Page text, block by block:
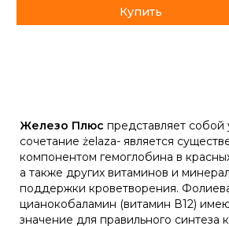
Железо Плюс представляет собой
сочетание żelaza- является
компонентом гемоглобина в
а также других витаминов и
поддержки кроветворения.
цианокобаламин (витамин В12)
значение для правильного синтеза